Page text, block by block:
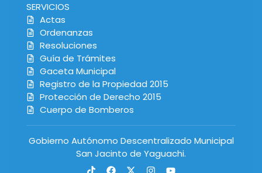
SERVICIOS
Actas
Ordenanzas
Resoluciones
Guía de Trámites
Gaceta Municipal
Registro de la Propiedad 2015
Protección de Derecho 2015
Cuerpo de Bomberos
Gobierno Autónomo Descentralizado Municipal
San Jacinto de Yaguachi.